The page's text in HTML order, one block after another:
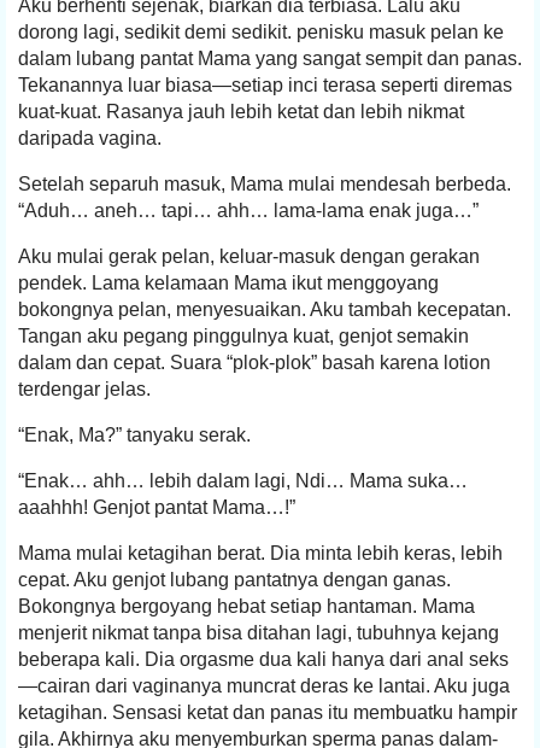
Aku berhenti sejenak, biarkan dia terbiasa. Lalu aku
dorong lagi, sedikit demi sedikit. penisku masuk pelan ke
dalam lubang pantat Mama yang sangat sempit dan panas.
Tekanannya luar biasa—setiap inci terasa seperti diremas
kuat-kuat. Rasanya jauh lebih ketat dan lebih nikmat
daripada vagina.
Setelah separuh masuk, Mama mulai mendesah berbeda.
“Aduh… aneh… tapi… ahh… lama-lama enak juga…”
Aku mulai gerak pelan, keluar-masuk dengan gerakan
pendek. Lama kelamaan Mama ikut menggoyang
bokongnya pelan, menyesuaikan. Aku tambah kecepatan.
Tangan aku pegang pinggulnya kuat, genjot semakin
dalam dan cepat. Suara “plok-plok” basah karena lotion
terdengar jelas.
“Enak, Ma?” tanyaku serak.
“Enak… ahh… lebih dalam lagi, Ndi… Mama suka…
aaahhh! Genjot pantat Mama…!”
Mama mulai ketagihan berat. Dia minta lebih keras, lebih
cepat. Aku genjot lubang pantatnya dengan ganas.
Bokongnya bergoyang hebat setiap hantaman. Mama
menjerit nikmat tanpa bisa ditahan lagi, tubuhnya kejang
beberapa kali. Dia orgasme dua kali hanya dari anal seks
—cairan dari vaginanya muncrat deras ke lantai. Aku juga
ketagihan. Sensasi ketat dan panas itu membuatku hampir
gila. Akhirnya aku menyemburkan sperma panas dalam-